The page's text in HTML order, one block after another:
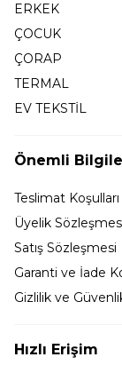
ERKEK
ÇOCUK
ÇORAP
TERMAL
EV TEKSTİL
Önemli
Teslimat Koşulları
Üyelik
Satış Sözleşmesi
Garanti ve İade
Gizlilik ve
Hızlı Erişim